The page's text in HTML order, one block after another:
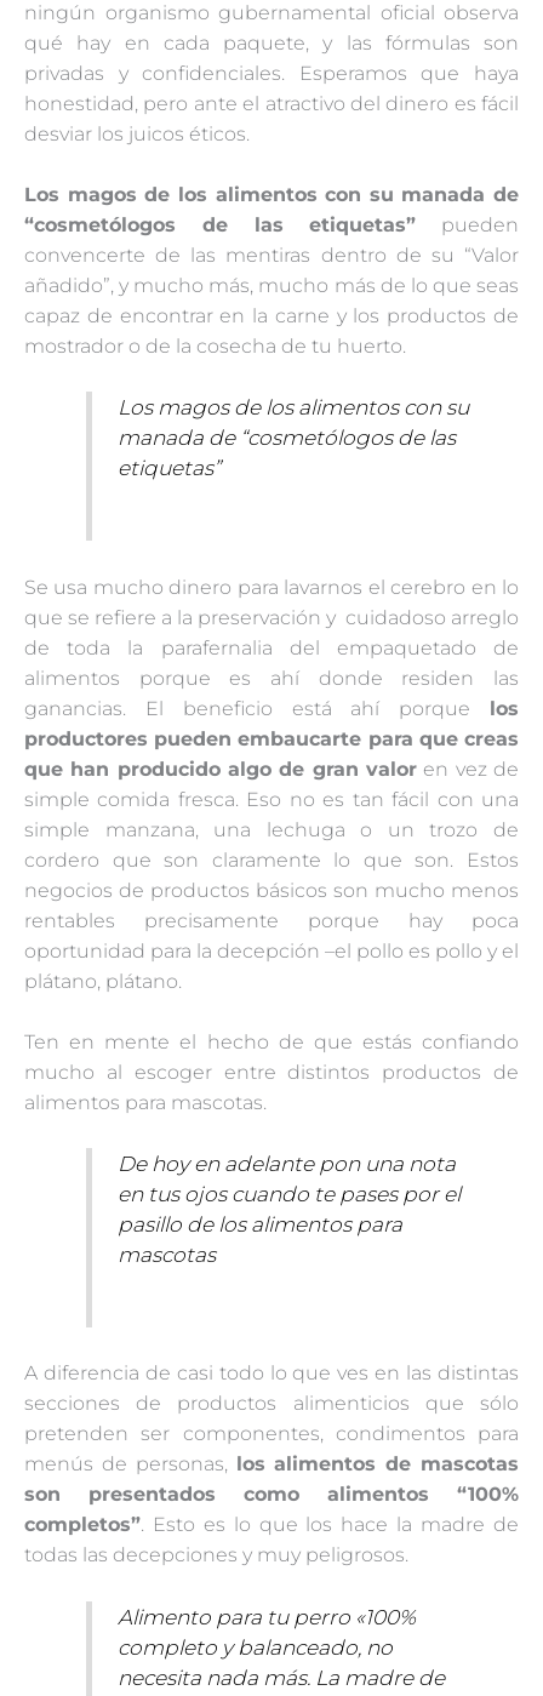
ningún organismo gubernamental oficial observa
qué hay en cada paquete, y las fórmulas son
privadas y confidenciales. Esperamos que haya
honestidad, pero ante el atractivo del dinero es fácil
desviar los juicos éticos.
Los magos de los alimentos con su manada de
“cosmetólogos de las etiquetas” pueden
convencerte de las mentiras dentro de su “Valor
añadido”, y mucho más, mucho más de lo que seas
capaz de encontrar en la carne y los productos de
mostrador o de la cosecha de tu huerto.
Los magos de los alimentos con su
manada de “cosmetólogos de las
etiquetas”
Se usa mucho dinero para lavarnos el cerebro en lo
que se refiere a la preservación y cuidadoso arreglo
de toda la parafernalia del empaquetado de
alimentos porque es ahí donde residen las
ganancias. El beneficio está ahí porque los
productores pueden embaucarte para que creas
que han producido algo de gran valor en vez de
simple comida fresca. Eso no es tan fácil con una
simple manzana, una lechuga o un trozo de
cordero que son claramente lo que son. Estos
negocios de productos básicos son mucho menos
rentables precisamente porque hay poca
oportunidad para la decepción –el pollo es pollo y el
plátano, plátano.
Ten en mente el hecho de que estás confiando
mucho al escoger entre distintos productos de
alimentos para mascotas.
De hoy en adelante pon una nota
en tus ojos cuando te pases por el
pasillo de los alimentos para
mascotas
A diferencia de casi todo lo que ves en las distintas
secciones de productos alimenticios que sólo
pretenden ser componentes, condimentos para
menús de personas,
los alimentos de mascotas
son presentados como alimentos “100%
completos”. Esto es lo que los hace la madre de
todas las decepciones y muy peligrosos.
Alimento para tu perro «100%
completo y balanceado, no
necesita nada más. La madre de